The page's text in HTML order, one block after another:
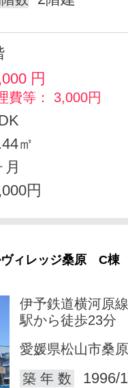
円
費等： 3,000円
㎡
月
円
ヴィレッジ桑原 C棟
伊予鉄道横河原
駅から徒歩23分
愛媛県松山市桑原
築 年 数
1996/